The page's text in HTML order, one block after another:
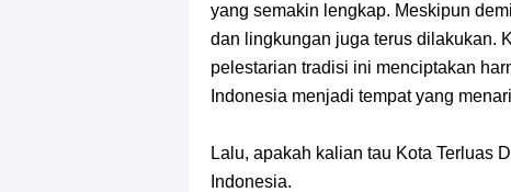
yang semakin lengkap. Meskipun
dan lingkungan juga terus dilakukan.
pelestarian tradisi ini menciptakan
Indonesia menjadi tempat yang
Lalu, apakah kalian tau Kota Terluas
Indonesia.